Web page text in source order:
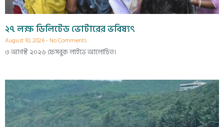
২৭ লক্ষ ডিলিটেড ভোটারের ভবিষ্যৎ
August 10, 2026 No Comments
৩ আগস্ট ২০২৬ ফেসবুক লাইভে আলোচিত।